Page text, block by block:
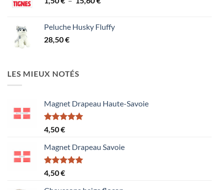
1,50 €
Peluche Husky Fluffy
28,50€
LES MIEUX NOTÉS
Magnet Drapeau Haute-Savoie
Note5.00
sur 5
4,50€
Magnet Drapeau Savoie
Note5.00
sur 5
4,50€